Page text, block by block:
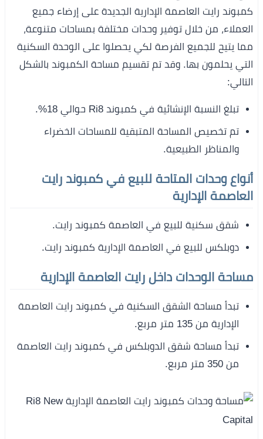
كمبوند رايت العاصمة الإدارية الجديدة على إرضاء جميع
العملاء، من خلال توفير وحدات مختلفة بمساحات متنوعة،
مما يتيح للجميع الفرصة لكي يحصلوا على الوحدة السكنية
التي يحلمون بها. وقد تم تقسيم مساحة الكمبوند بالشكل
التالي:
تبلغ النسبة الإنشائية في كمبوند Ri8 حوالي 18%.
تم تخصيص المساحة المتبقية للمساحات الخضراء
والمناظر الطبيعية.
أنواع وحدات المتاحة للبيع في كمبوند رايت
العاصمة الإدارية
شقق سكنية للبيع في العاصمة كمبوند رايت.
دوبلكس للبيع في العاصمة الإدارية كمبوند رايت.
مساحة الوحدات داخل رايت العاصمة الإدارية
تبدأ مساحة الشقق السكنية في كمبوند رايت العاصمة
الإدارية من 135 متر مربع.
تبدأ مساحة شقق الدوبلكس في كمبوند رايت العاصمة
من 350 متر مربع.